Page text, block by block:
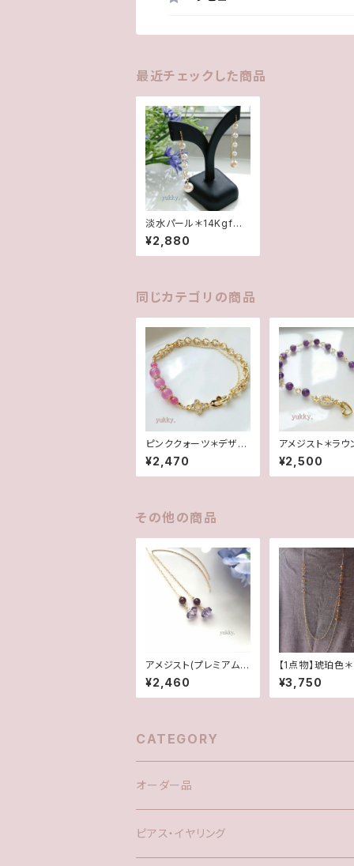
最近チェックした商品
淡水パール＊14Kgfア
メリカンピアス
¥2,880
同じカテゴリの商品
ピンククォーツ＊デザイ
ンブレス
¥2,470
アメジスト＊ラ
mmブレスレット
¥2,500
その他の商品
アメジスト(プレミアムカ
ット)＊ガーネット♪アメ
リカンピアス
¥2,460
【1点物】琥珀色
♪二連ロングネ
ス
¥3,750
CATEGORY
オーダー品
ピアス・イヤリング